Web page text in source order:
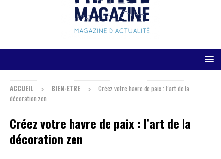
ACCUEIL BIEN-ETRE
Créez votre havre de paix : l’art de la
décoration zen
Créez votre havre de paix : l’art de la
décoration zen